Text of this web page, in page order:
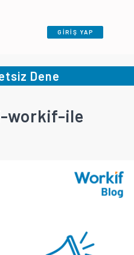
GİRİŞ YAP
Dene
workif-ile